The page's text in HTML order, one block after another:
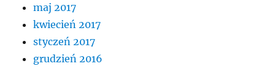
maj 2017
kwiecień 2017
styczeń 2017
grudzień 2016